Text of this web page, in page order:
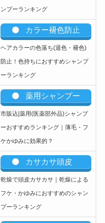
ンプーランキング
カラー褪色防止
ヘアカラーの色落ち(退色・褪色)
防止！色持ちにおすすめシャンプ
ーランキング
薬用シャンプー
市販込|薬用(医薬部外品)シャンプ
ーおすすめランキング｜薄毛・フ
ケかゆみに効果的？
カサカサ頭皮
乾燥で頭皮カサカサ｜乾燥による
フケ・かゆみにおすすめのシャン
プーランキング